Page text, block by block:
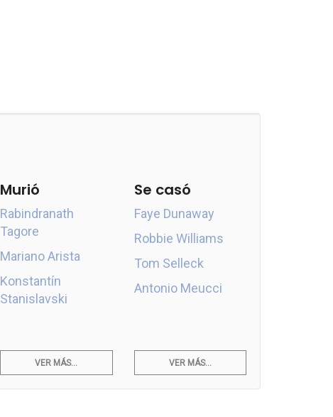
Murió
Rabindranath
Tagore
Mariano Arista
Konstantín
Stanislavski
Se casó
Faye Dunaway
Robbie Williams
Tom Selleck
Antonio Meucci
VER MÁS... VER MÁS...